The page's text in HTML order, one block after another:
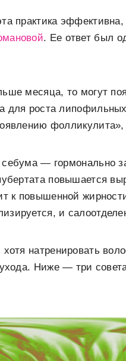
практика
. Ее ответ был
месяца, то могут
для роста
— гормонально
повышается
к повышенной
и
натренировать
Ниже — три